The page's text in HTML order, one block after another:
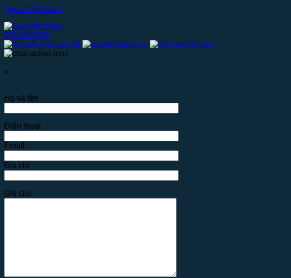
Quên mật khẩu?
0914000065
×
Họ và tên
Điện thoại
Email
Địa chỉ
Ghi chú